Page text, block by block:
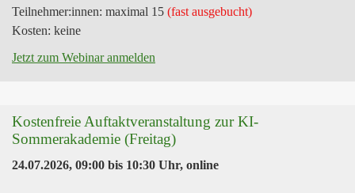
Teilnehmer:innen: maximal 15 (fast ausgebucht)
Kosten: keine
Jetzt zum Webinar anmelden
Kostenfreie Auftaktveranstaltung zur KI-
Sommerakademie (Freitag)
24.07.2026, 09:00 bis 10:30 Uhr, online